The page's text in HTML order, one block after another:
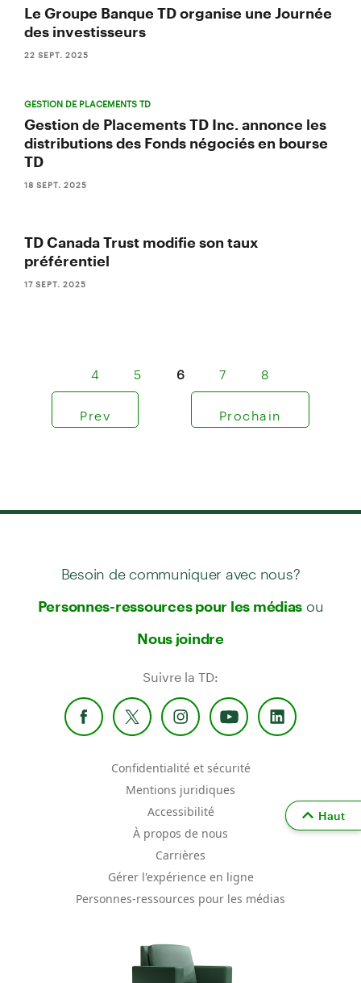
Le Groupe Banque TD organise une Journée
des investisseurs
22 SEPT. 2025
GESTION DE PLACEMENTS TD
Gestion de Placements TD Inc. annonce les
distributions des Fonds négociés en bourse
TD
18 SEPT. 2025
TD Canada Trust modifie son taux
préférentiel
17 SEPT. 2025
Prev
4 5 6 7
8
Prochain
Besoin de communiquer avec nous?
Personnes-ressources pour les médias ou
Nous joindre
Suivre la TD:
Confidentialité et sécurité
Mentions juridiques
Accessibilité
À propos de nous
Carrières
Gérer l'expérience en ligne
Personnes-ressources pour les médias
Haut